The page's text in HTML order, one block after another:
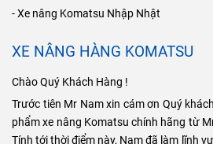
- Xe nâng Komatsu Nhập Nhật
XE NÂNG HÀNG KOMATSU
Chào Quý Khách Hàng !
Trước tiên Mr Nam xin cám ơn Quý
phẩm xe nâng Komatsu chính hãng từ
Tính tới thời điểm này, Nam đã làm lĩnh